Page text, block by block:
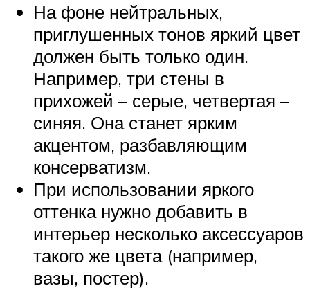
На фоне нейтральных,
приглушенных тонов яркий цвет
должен быть только один.
Например, три стены в
прихожей – серые, четвертая –
синяя. Она станет ярким
акцентом, разбавляющим
консерватизм.
При использовании яркого
оттенка нужно добавить в
интерьер несколько аксессуаров
такого же цвета (например,
вазы, постер).